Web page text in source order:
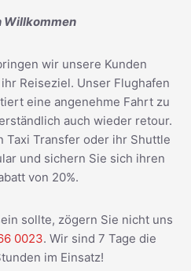
Willkommen
wir unsere Kunden
Reiseziel. Unser Flughafen
eine angenehme Fahrt zu
auch wieder retour.
Taxi Transfer oder ihr Shuttle
und sichern Sie sich ihren
von 20%.
sollte, zögern Sie nicht uns
0023. Wir sind 7 Tage die
im Einsatz!